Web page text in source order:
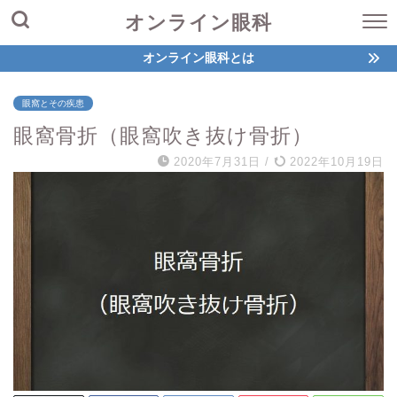
オンライン眼科
オンライン眼科とは
眼窩とその疾患
眼窩骨折（眼窩吹き抜け骨折）
2020年7月31日 / 2022年10月19日